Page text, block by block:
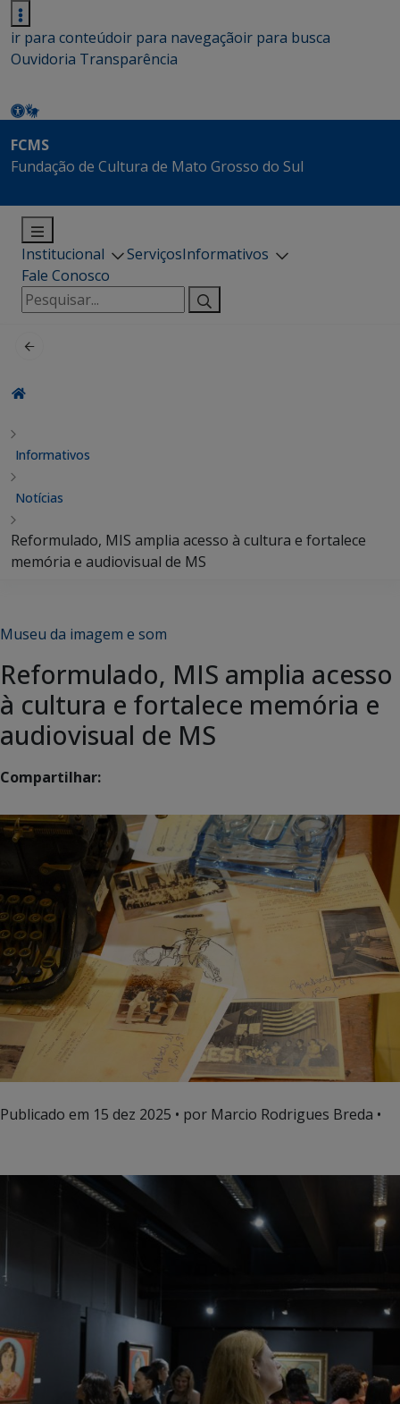
ir para conteúdoir para navegaçãoir para busca
Ouvidoria Transparência
FCMS
Fundação de Cultura de Mato Grosso do Sul
Institucional ServiçosInformativos
Fale Conosco
Pesquisar
por:
Informativos
Notícias
Reformulado, MIS amplia acesso à cultura e fortalece
memória e audiovisual de MS
Museu da imagem e som
Reformulado, MIS amplia acesso
à cultura e fortalece memória e
audiovisual de MS
Compartilhar:
Publicado em 15 dez 2025 • por Marcio Rodrigues Breda •